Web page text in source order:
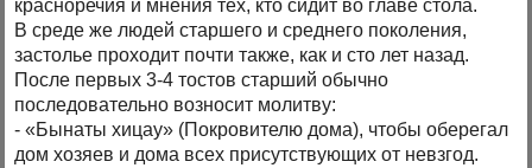
красноречия и мнения тех, кто сидит во главе стола.
В среде же людей старшего и среднего поколения,
застолье проходит почти также, как и сто лет назад.
После первых 3-4 тостов старший обычно
последовательно возносит молитву:
- «Бынаты хицау» (Покровителю дома), чтобы оберегал
дом хозяев и дома всех присутствующих от невзгод.